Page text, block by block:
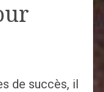
de succès, il